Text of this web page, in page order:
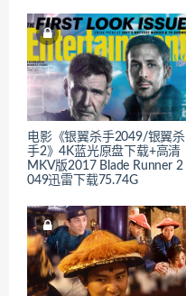
电影《银翼杀手2049/银翼杀
手2》4K蓝光原盘下载+高清
MKV版2017 Blade Runner 2
049迅雷下载75.74G